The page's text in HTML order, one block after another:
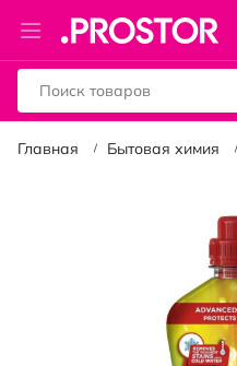
Toggle
Nav
Главная Бытовая химия